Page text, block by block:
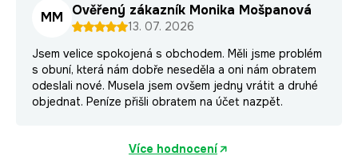
MM Ověřený zákazník Monika Mošpanová
13. 07. 2026
Jsem velice spokojená s obchodem. Měli jsme problém
s obuní, která nám dobře neseděla a oni nám obratem
odeslali nové. Musela jsem ovšem jedny vrátit a druhé
objednat. Peníze přišli obratem na účet nazpět.
Více hodnocení